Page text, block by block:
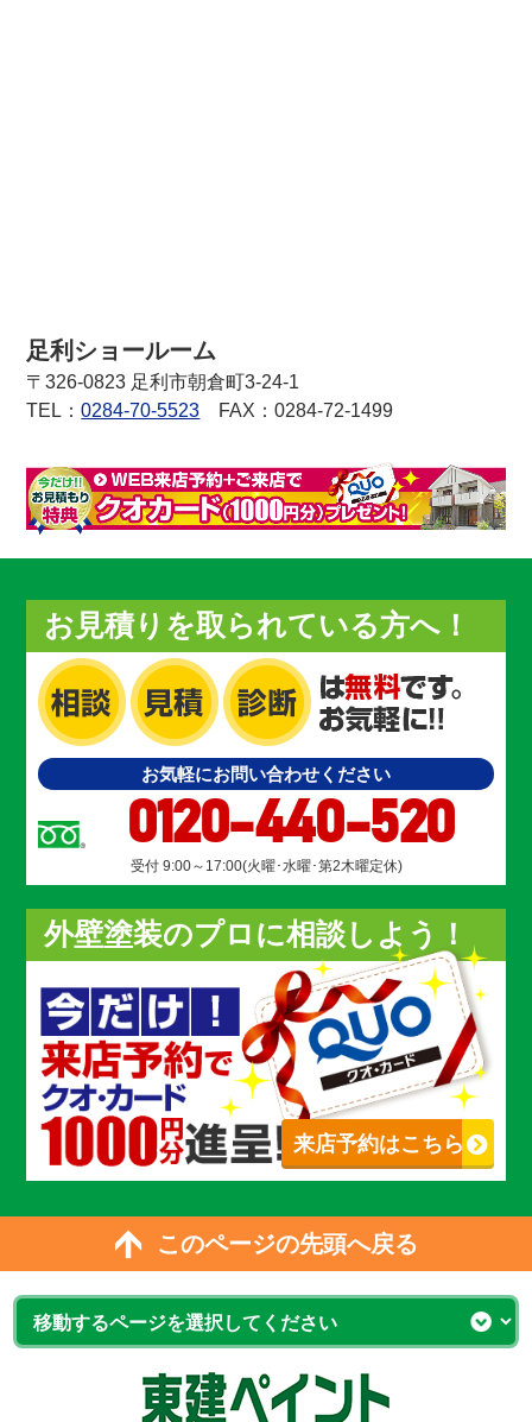
足利ショールーム
〒326-0823 足利市朝倉町3-24-1
TEL：0284-70-5523 FAX：0284-72-1499
お見積りを取られている方へ！
お気軽にお問い合わせください
0120-440-520
受付 9:00～17:00(火曜･水曜･第2木曜定休)
外壁塗装のプロに相談しよう！
来店予約はこちら
このページの先頭へ戻る